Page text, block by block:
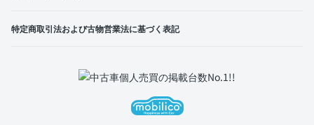
特定商取引法および古物営業法に基づく表記